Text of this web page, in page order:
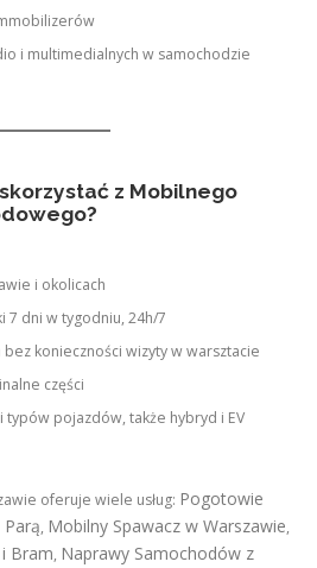
i multimedialnych w samochodzie
z Mobilnego
i okolicach
7 dni w tygodniu, 24h/7
konieczności wizyty w warsztacie
części
typów pojazdów, także hybryd i EV
oferuje wiele usług: Pogotowie
Parą, Mobilny Spawacz w Warszawie,
Bram, Naprawy Samochodów z